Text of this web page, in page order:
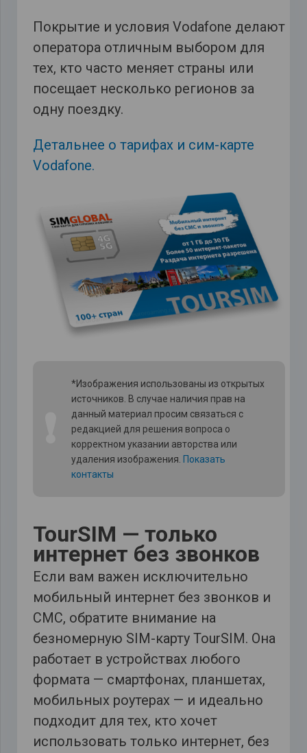
Покрытие и условия Vodafone делают
оператора отличным выбором для
тех, кто часто меняет страны или
посещает несколько регионов за
одну поездку.
Детальнее о тарифах и сим-карте
Vodafone.
*Изображения использованы из открытых
источников. В случае наличия прав на
данный материал просим связаться с
редакцией для решения вопроса о
корректном указании авторства или
удаления изображения. Показать
контакты
TourSIM — только
интернет без звонков
Если вам важен исключительно
мобильный интернет без звонков и
СМС, обратите внимание на
безномерную SIM-карту TourSIM. Она
работает в устройствах любого
формата — смартфонах, планшетах,
мобильных роутерах — и идеально
подходит для тех, кто хочет
использовать только интернет, без